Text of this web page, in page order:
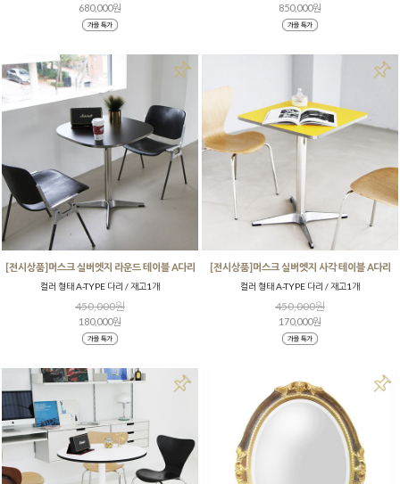
680,000원 850,000원
[전시상품]머스크 실버엣지 라운드 테이블 A다리
컬러 형태 A-TYPE 다리 / 재고1개
450,000원
180,000원
[전시상품]머스크 실버엣지 사각 테이블 A다리
컬러 형태 A-TYPE 다리 / 재고1개
450,000원
170,000원